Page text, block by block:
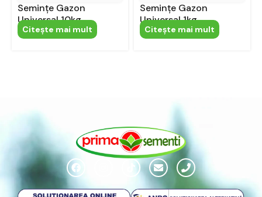
Semințe Gazon
Universal 10kg
Citeşte mai mult
Semințe Gazon
Universal 1kg
Citeşte mai mult